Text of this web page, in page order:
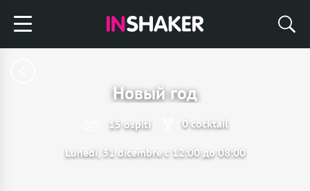
Новый год
15 ospiti 0 cocktail
Lunedì, 31 dicembre с 12:00 до 08:00